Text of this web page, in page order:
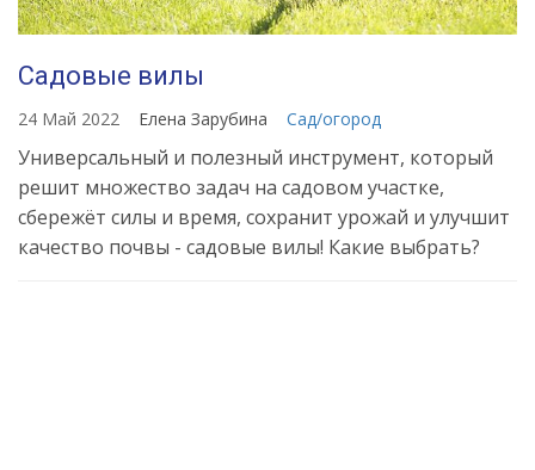
Садовые вилы
24 Май 2022 Елена Зарубина Сад/огород
Универсальный и полезный инструмент, который
решит множество задач на садовом участке,
сбережёт силы и время, сохранит урожай и улучшит
качество почвы - садовые вилы! Какие выбрать?